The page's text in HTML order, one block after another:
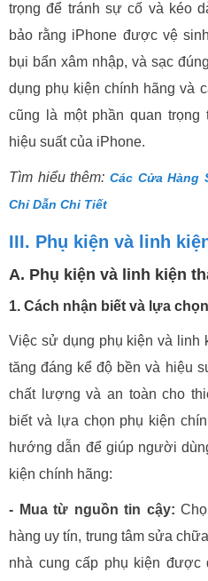
trọng để tránh sự cố và kéo
bảo rằng iPhone được vệ
bụi bẩn xâm nhập, và sạc
dụng phụ kiện chính hãng và
cũng là một phần quan
hiệu suất của iPhone.
Tìm hiểu thêm: Các Cửa Hàng
Chỉ Dẫn Chi Tiết
III. Phụ kiện và linh
A. Phụ kiện và linh kiện
1. Cách nhận biết và lựa
Việc sử dụng phụ kiện và linh
tăng đáng kể độ bền và hiệu
chất lượng và an toàn cho
biết và lựa chọn phụ kiện
hướng dẫn để giúp người
kiện chính hãng:
- Mua từ nguồn tin cậy:
hàng uy tín, trung tâm sửa
nhà cung cấp phụ kiện được